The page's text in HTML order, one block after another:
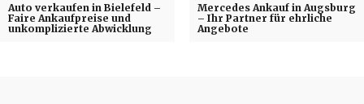
Auto verkaufen in Bielefeld –
Faire Ankaufpreise und
unkomplizierte Abwicklung
Mercedes Ankauf in Augsburg
– Ihr Partner für ehrliche
Angebote